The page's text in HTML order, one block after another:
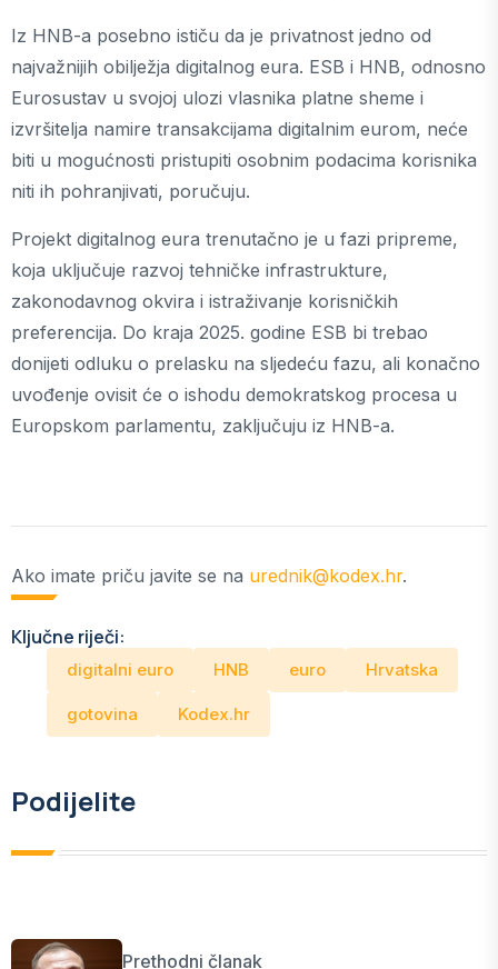
Iz HNB-a posebno ističu da je privatnost jedno od
najvažnijih obilježja digitalnog eura. ESB i HNB, odnosno
Eurosustav u svojoj ulozi vlasnika platne sheme i
izvršitelja namire transakcijama digitalnim eurom, neće
biti u mogućnosti pristupiti osobnim podacima korisnika
niti ih pohranjivati, poručuju.
Projekt digitalnog eura trenutačno je u fazi pripreme,
koja uključuje razvoj tehničke infrastrukture,
zakonodavnog okvira i istraživanje korisničkih
preferencija. Do kraja 2025. godine ESB bi trebao
donijeti odluku o prelasku na sljedeću fazu, ali konačno
uvođenje ovisit će o ishodu demokratskog procesa u
Europskom parlamentu, zaključuju iz HNB-a.
Ako imate priču javite se na urednik@kodex.hr.
Ključne riječi:
digitalni euro HNB euro Hrvatska
gotovina Kodex.hr
Podijelite
Prethodni članak